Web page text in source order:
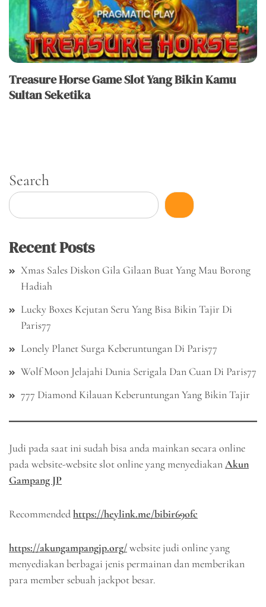
Treasure Horse Game Slot Yang Bikin Kamu
Sultan Seketika
Search
Recent Posts
Xmas Sales Diskon Gila Gilaan Buat Yang Mau Borong
Hadiah
Lucky Boxes Kejutan Seru Yang Bisa Bikin Tajir Di
Paris77
Lonely Planet Surga Keberuntungan Di Paris77
Wolf Moon Jelajahi Dunia Serigala Dan Cuan Di Paris77
777 Diamond Kilauan Keberuntungan Yang Bikin Tajir
Judi pada saat ini sudah bisa anda mainkan secara online
pada website-website slot online yang menyediakanAkun
Gampang JP
Recommendedhttps://heylink.me/bibir69ofc
https://akungampangjp.org/website judi online yang
menyediakan berbagai jenis permainan dan memberikan
para member sebuah jackpot besar.